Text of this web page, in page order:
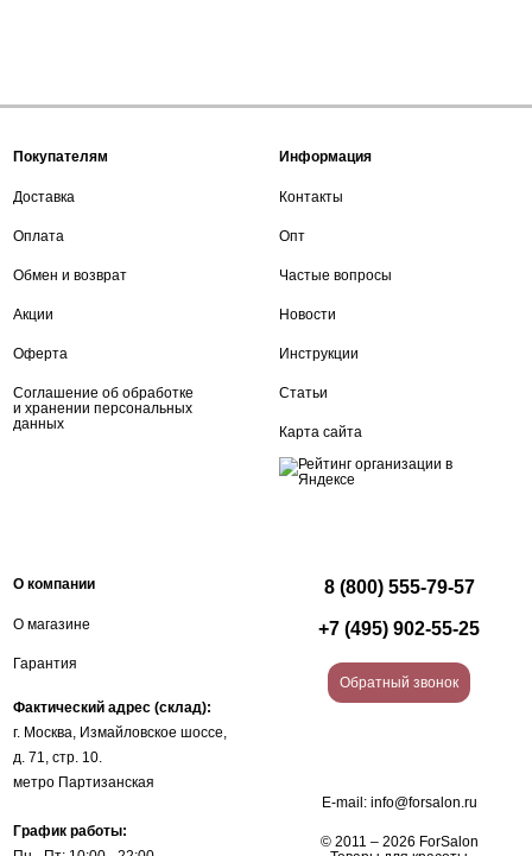
Покупателям
Доставка
Оплата
Обмен и возврат
Акции
Оферта
Соглашение об обработке
и хранении персональных
данных
Информация
Контакты
Опт
Частые вопросы
Новости
Инструкции
Статьи
Карта сайта
О компании
О магазине
Гарантия
Фактический адрес (склад):
г. Москва, Измайловское шоссе,
д. 71, стр. 10.
метро Партизанская
График работы:
8 (800) 555-79-57
+7 (495) 902-55-25
Обратный звонок
E-mail: info@forsalon.ru
© 2011 – 2026 ForSalon